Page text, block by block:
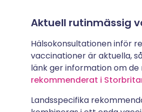
Aktuell rutinmässig
Hälsokonsultationen inför
vaccinationer är aktuella,
länk ger information om
rekommenderat i
Landsspecifika